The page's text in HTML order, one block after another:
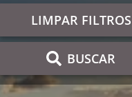
LIMPAR FILTROS
BUSCAR